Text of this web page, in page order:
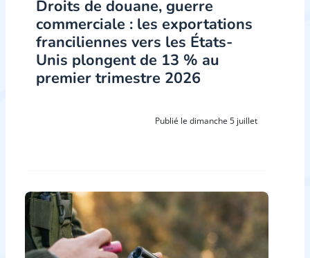
Droits de douane, guerre
commerciale : les exportations
franciliennes vers les États-
Unis plongent de 13 % au
premier trimestre 2026
Publié le dimanche 5 juillet